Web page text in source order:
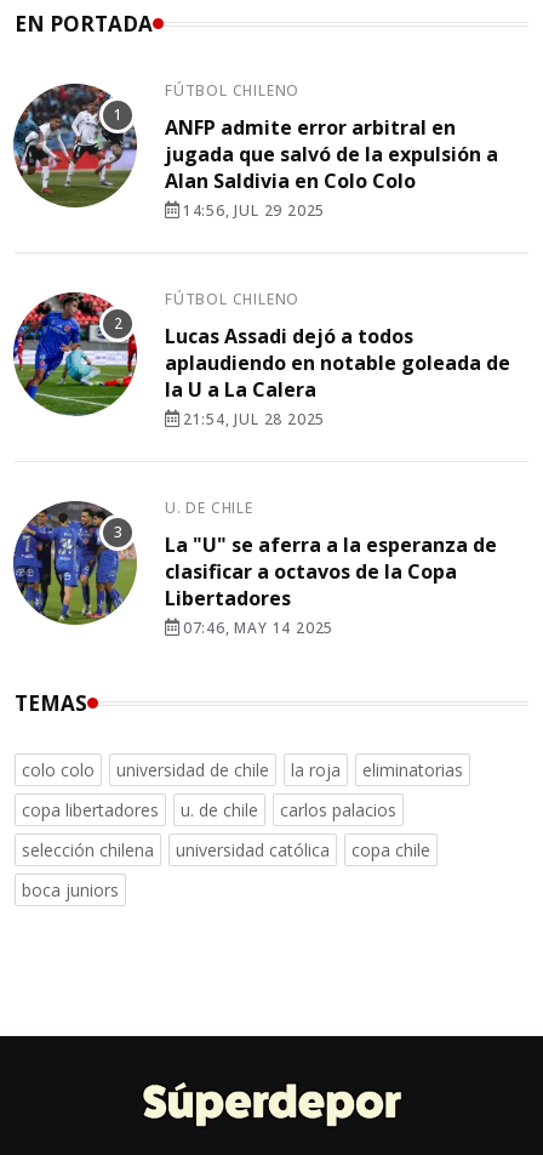
EN PORTADA
FÚTBOL CHILENO
ANFP admite error arbitral en
jugada que salvó de la expulsión a
Alan Saldivia en Colo Colo
14:56, JUL 29 2025
FÚTBOL CHILENO
Lucas Assadi dejó a todos
aplaudiendo en notable goleada de
la U a La Calera
21:54, JUL 28 2025
U. DE CHILE
La "U" se aferra a la esperanza de
clasificar a octavos de la Copa
Libertadores
07:46, MAY 14 2025
TEMAS
colo colo universidad de chile la roja
eliminatorias
copa libertadores
u. de chile
carlos palacios
selección chilena
universidad católica
copa chile
boca juniors